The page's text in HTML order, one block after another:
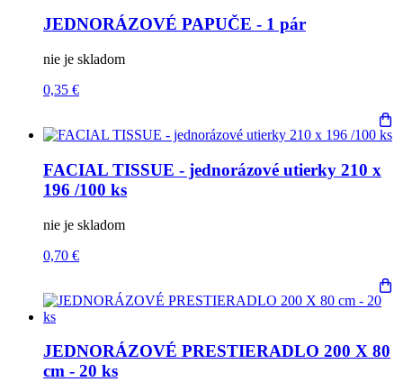
JEDNORÁZOVÉ PAPUČE - 1 pár
nie je skladom
0,35 €
FACIAL TISSUE - jednorázové utierky 210 x
196 /100 ks
nie je skladom
0,70 €
JEDNORÁZOVÉ PRESTIERADLO 200 X 80
cm - 20 ks